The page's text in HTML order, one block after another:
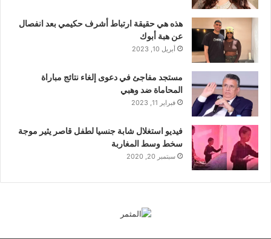
هذه هي حقيقة ارتباط أشرف حكيمي بعد انفصال
عن هبة أبوك
أبريل 10, 2023
مستجد مفاجئ في دعوى إلغاء نتائج مباراة
المحاماة ضد وهبي
فبراير 11, 2023
فيديو استغلال شابة جنسيا لطفل قاصر يثير موجة
سخط وسط المغاربة
سبتمبر 20, 2020